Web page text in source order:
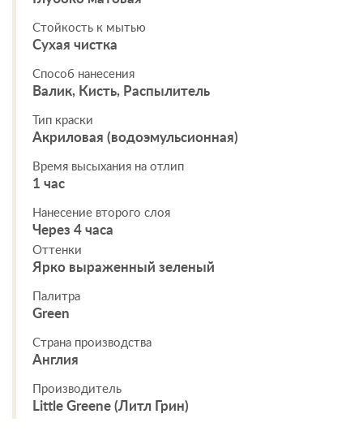
Стойкость к мытью
Сухая чистка
Способ нанесения
Валик, Кисть, Распылитель
Тип краски
Акриловая (водоэмульсионная)
Время высыхания на отлип
1 час
Нанесение второго слоя
Через 4 часа
Оттенки
Ярко выраженный зеленый
Палитра
Green
Страна производства
Англия
Производитель
Little Greene (Литл Грин)